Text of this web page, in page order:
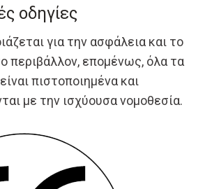
οδηγίες
για την ασφάλεια και το
περιβάλλον, επομένως, όλα τα
πιστοποιημένα και
με την ισχύουσα νομοθεσία.